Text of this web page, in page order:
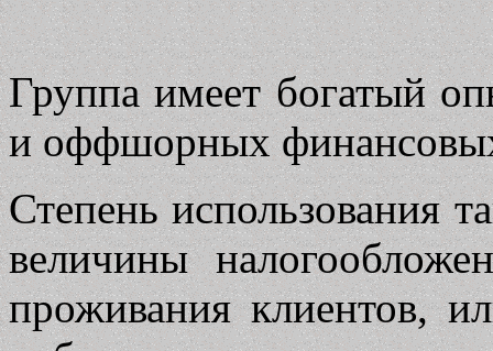
Группа имеет богатый
и оффшорных
Степень использования
величины
проживания клиентов,